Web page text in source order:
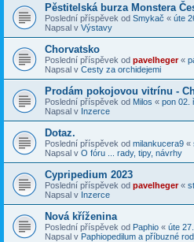
Pěstitelská burza Monstera
Poslední příspěvek od Smykač « úte
Napsal v Výstavy
Chorvatsko
Poslední příspěvek od pavelheger«
Napsal v Cesty za orchidejemi
Prodám pokojovou vitrínu -
Poslední příspěvek od Milos « pon 02.
Napsal v Inzerce
Dotaz.
Poslední příspěvek od milankucera9 «
Napsal v O fóru ... rady, tipy, návrhy
Cypripedium 2023
Poslední příspěvek od pavelheger«
Napsal v Inzerce
Nová kříženina
Poslední příspěvek od Paphio « úte
Napsal v Paphiopedilum a příbuzné